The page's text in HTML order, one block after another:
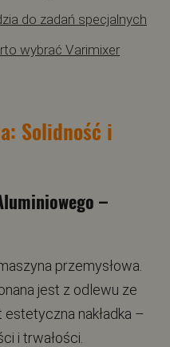
do zadań specjalnych
wybrać Varimixer
Solidność i
–
przemysłowa.
jest z odlewu ze
estetyczna nakładka –
i trwałości.